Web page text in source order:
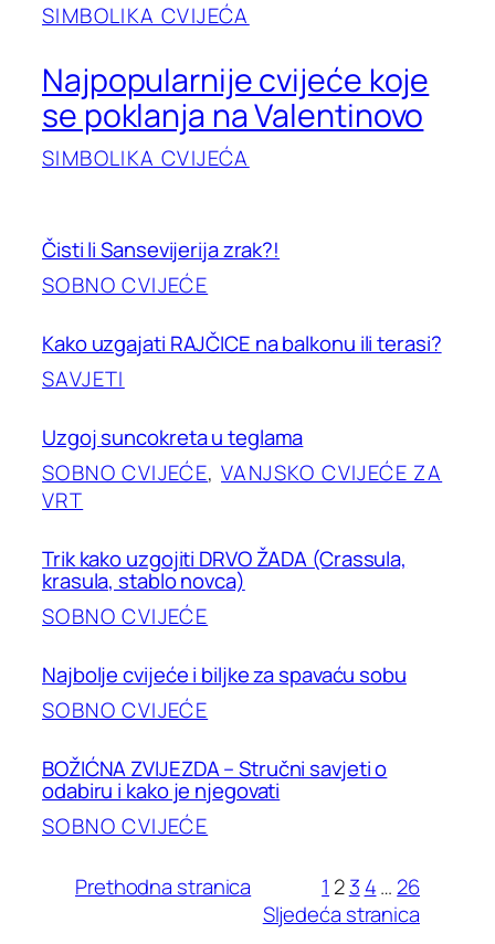
SIMBOLIKA CVIJEĆA
Najpopularnije cvijeće koje
se poklanja na Valentinovo
SIMBOLIKA CVIJEĆA
Čisti li Sansevijerija zrak?!
SOBNO CVIJEĆE
Kako uzgajati RAJČICE na balkonu ili terasi?
SAVJETI
Uzgoj suncokreta u teglama
SOBNO CVIJEĆE, VANJSKO CVIJEĆE ZA
VRT
Trik kako uzgojiti DRVO ŽADA (Crassula,
krasula, stablo novca)
SOBNO CVIJEĆE
Najbolje cvijeće i biljke za spavaću sobu
SOBNO CVIJEĆE
BOŽIĆNA ZVIJEZDA – Stručni savjeti o
odabiru i kako je njegovati
SOBNO CVIJEĆE
Prethodna stranica 1 23 4… 26
Sljedeća stranica